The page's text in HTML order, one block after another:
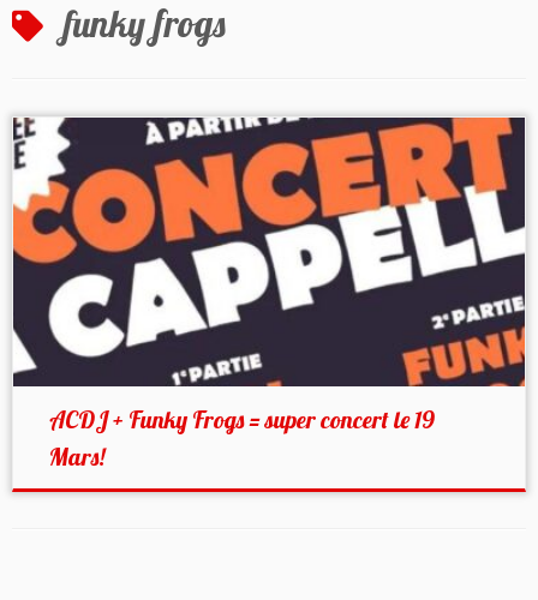
funky frogs
ACDJ + Funky Frogs = super concert le 19
Mars!